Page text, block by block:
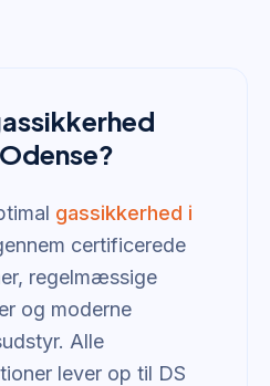
gassikkerhed i
certificerede
regelmæssige
og moderne
Alle
lever op til DS